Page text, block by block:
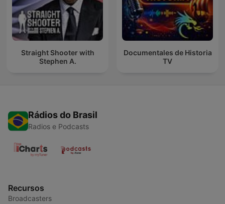
Straight Shooter with
Stephen A.
Documentales de Historia
TV
Rádios do Brasil
Radios e Podcasts
Recursos
Broadcasters